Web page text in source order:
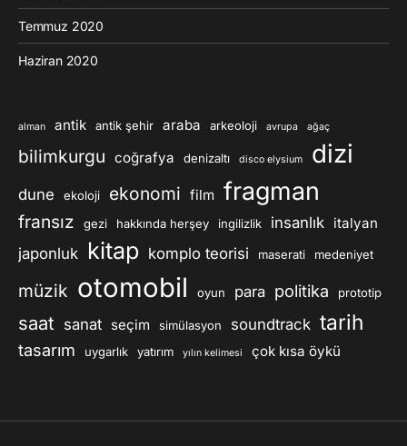
Temmuz 2020
Haziran 2020
alman antik antik şehir araba arkeoloji avrupa ağaç
bilimkurgu coğrafya denizaltı disco elysium dizi
dune ekoloji ekonomi film fragman
fransız gezi hakkında herşey ingilizlik insanlık italyan
japonluk kitap komplo teorisi maserati medeniyet
müzik otomobil oyun para politika prototip
saat sanat seçim simülasyon soundtrack tarih
tasarım uygarlık yatırım yılın kelimesi çok kısa öykü